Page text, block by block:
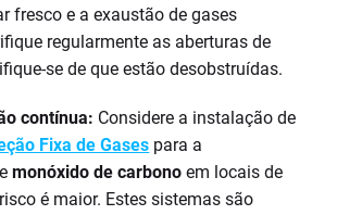
fresco e a exaustão de gases
regularmente as aberturas de
se de que estão desobstruídas.
contínua: Considere a instalação de
Fixa de Gases para a
monóxido de carbono em locais de
é maior. Estes sistemas são